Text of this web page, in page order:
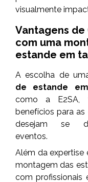
visualmente
Vantagens de
com uma
estande em
A escolha de
de estande
como a E2SA,
benefícios para
desejam se
eventos.
Além da expertise
montagem das
com profissionais